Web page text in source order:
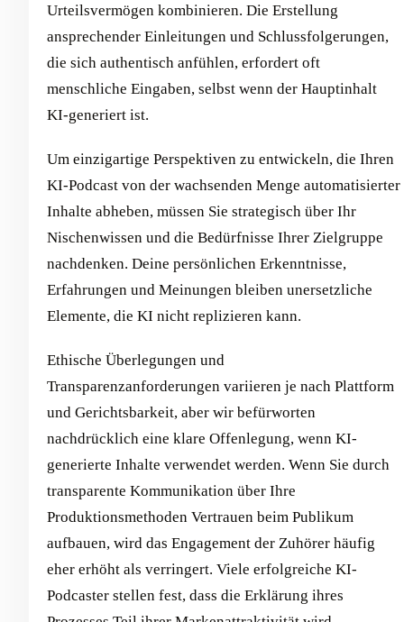
Urteilsvermögen kombinieren. Die Erstellung
ansprechender Einleitungen und Schlussfolgerungen,
die sich authentisch anfühlen, erfordert oft
menschliche Eingaben, selbst wenn der Hauptinhalt
KI-generiert ist.
Um einzigartige Perspektiven zu entwickeln, die Ihren
KI-Podcast von der wachsenden Menge automatisierter
Inhalte abheben, müssen Sie strategisch über Ihr
Nischenwissen und die Bedürfnisse Ihrer Zielgruppe
nachdenken. Deine persönlichen Erkenntnisse,
Erfahrungen und Meinungen bleiben unersetzliche
Elemente, die KI nicht replizieren kann.
Ethische Überlegungen und
Transparenzanforderungen variieren je nach Plattform
und Gerichtsbarkeit, aber wir befürworten
nachdrücklich eine klare Offenlegung, wenn KI-
generierte Inhalte verwendet werden. Wenn Sie durch
transparente Kommunikation über Ihre
Produktionsmethoden Vertrauen beim Publikum
aufbauen, wird das Engagement der Zuhörer häufig
eher erhöht als verringert. Viele erfolgreiche KI-
Podcaster stellen fest, dass die Erklärung ihres